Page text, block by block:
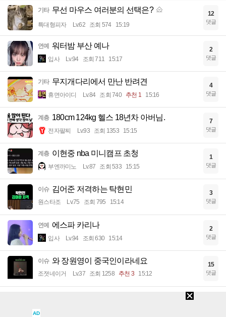
기타 무선 마우스 여러분의 선택은?
특대형피자 Lv.62 조회 574 15:19
12
댓글
연예 워터밤 부산 예나
입사 Lv.94 조회 711 15:17
2
댓글
기타 무지개다리에서 만난 반려견
휴면아이디 Lv.84 조회 740 추천 1 15:16
4
댓글
계층 180cm 124kg 헬스 18년차 아버님.
전자팔찌 Lv.93 조회 1353 15:15
7
댓글
계층 이현중 nba 미니캠프 초청
부엔까미노 Lv.87 조회 533 15:15
1
댓글
이슈 김어준 저격하는 탁현민
원스타조 Lv.75 조회 795 15:14
3
댓글
연예 에스파 카리나
입사 Lv.94 조회 630 15:14
2
댓글
이슈 와 장원영이 중국인이라네요
조졋네이거 Lv.37 조회 1258 추천 3 15:12
15
댓글
AD